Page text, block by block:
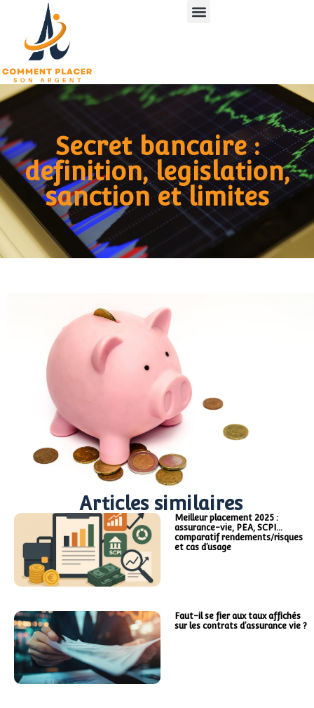
Secret bancaire :
definition, legislation,
sanction et limites
Articles similaires
Meilleur placement 2025 :
assurance-vie, PEA, SCPI…
comparatif rendements/risques
et cas d’usage
Faut-il se fier aux taux affichés
sur les contrats d’assurance vie ?